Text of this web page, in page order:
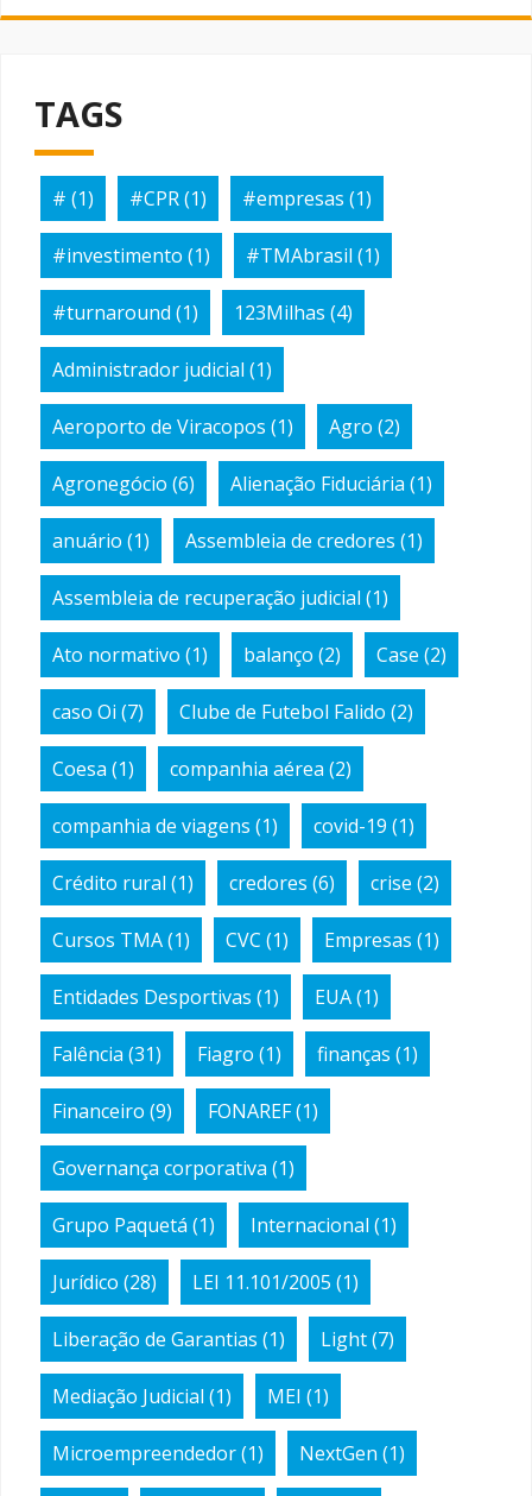
TAGS
# (1) #CPR(1) #empresas (1)
#investimento (1) #TMAbrasil (1)
#turnaround (1) 123Milhas (4)
Administrador judicial (1)
Aeroporto de Viracopos (1) Agro (2)
Agronegócio (6) Alienação Fiduciária (1)
anuário (1) Assembleia de credores (1)
Assembleia de recuperação judicial (1)
Ato normativo (1) balanço (2) Case (2)
caso Oi (7) Clube de Futebol Falido (2)
Coesa (1) companhia aérea (2)
companhia de viagens (1) covid-19 (1)
Crédito rural (1) credores (6) crise (2)
Cursos TMA(1) CVC (1) Empresas (1)
Entidades Desportivas (1) EUA(1)
Falência (31) Fiagro (1) finanças (1)
Financeiro (9) FONAREF(1)
Governança corporativa (1)
Grupo Paquetá (1) Internacional (1)
Jurídico (28) LEI 11.101/2005 (1)
Liberação de Garantias (1) Light(7)
Mediação Judicial (1) MEI (1)
Microempreendedor(1) NextGen (1)